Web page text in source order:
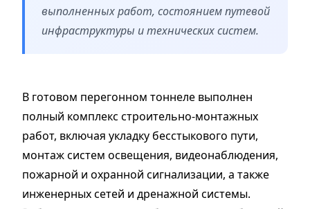
выполненных работ, состоянием путевой
инфраструктуры и технических систем.
В готовом перегонном тоннеле выполнен
полный комплекс строительно-монтажных
работ, включая укладку бесстыкового пути,
монтаж систем освещения, видеонаблюдения,
пожарной и охранной сигнализации, а также
инженерных сетей и дренажной системы.